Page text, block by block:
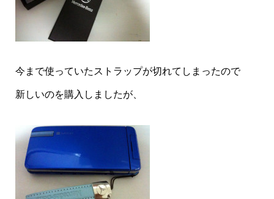
今まで使っていたストラップが切れてしまったので
新しいのを購入しましたが、